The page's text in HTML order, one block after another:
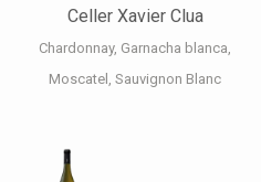
Celler Xavier Clua
Chardonnay Garnacha blanca
Moscatel
Sauvignon Blanc